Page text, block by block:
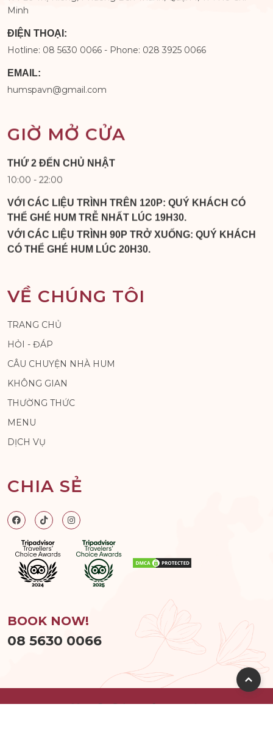
Minh
ĐIỆN THOẠI:
Hotline: 08 5630 0066 - Phone: 028 3925 0066
EMAIL:
humspavn@gmail.com
GIỜ MỞ CỬA
THỨ 2 ĐẾN CHỦ NHẬT
10:00 - 22:00
VỚI CÁC LIỆU TRÌNH TRÊN 120P: QUÝ KHÁCH CÓ
THỂ GHÉ HUM TRỄ NHẤT LÚC 19H30.
VỚI CÁC LIỆU TRÌNH 90P TRỞ XUỐNG: QUÝ KHÁCH
CÓ THỂ GHÉ HUM LÚC 20H30.
VỀ CHÚNG TÔI
TRANG CHỦ
HỎI - ĐÁP
CÂU CHUYỆN NHÀ HUM
KHÔNG GIAN
THƯỜNG THỨC
MENU
DỊCH VỤ
CHIA SẺ
BOOK NOW!
08 5630 0066